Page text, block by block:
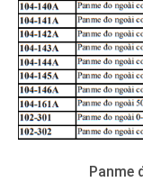
Panme